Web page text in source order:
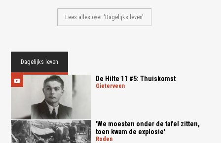
Lees alles over 'Dagelijks leven'
Dagelijks leven
De Hilte 11 #5: Thuiskomst
gieterveen
'We moesten onder de tafel zitten,
toen kwam de explosie'
roden